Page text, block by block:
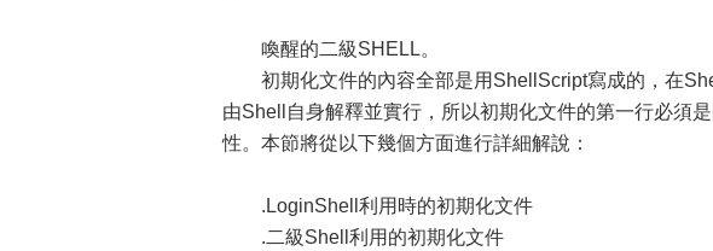
喚醒的二級SHELL。
初期化文件的內容全部是用ShellScript寫成的，在
由Shell自身解釋並實行，所以初期化文件的第一行必須
性。本節將從以下幾個方面進行詳細解說：
.LoginShell利用時的初期化文件
.二級Shell利用的初期化文件